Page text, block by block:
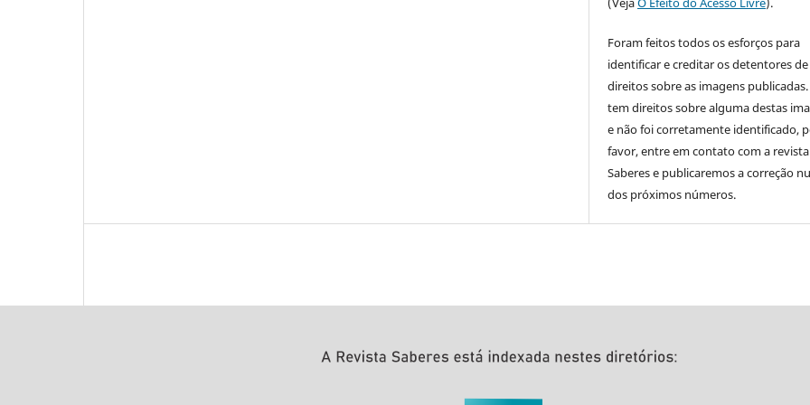
Foram feitos todos os esforços para
identificar e creditar os detentores de
direitos sobre as imagens publicadas.
tem direitos sobre alguma destas
e não foi corretamente identificado,
favor, entre em contato com a revista
Saberes e publicaremos a correção
dos próximos números.